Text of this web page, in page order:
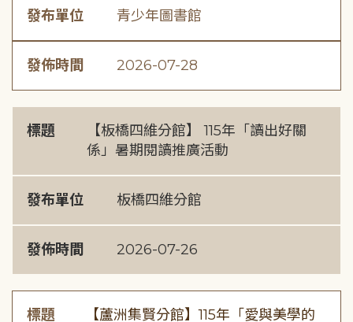
發布單位 青少年圖書館
發佈時間 2026-07-28
標題
【板橋四維分館】 115年「讀出好關
係」暑期閱讀推廣活動
發布單位 板橋四維分館
發佈時間 2026-07-26
標題
【蘆洲集賢分館】115年「愛與美學的